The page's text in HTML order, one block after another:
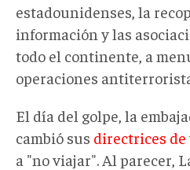
estadounidenses, la
información y las
todo el continente, a
operaciones
El día del golpe, la
cambió sus directrices de
a "no viajar". Al parecer,